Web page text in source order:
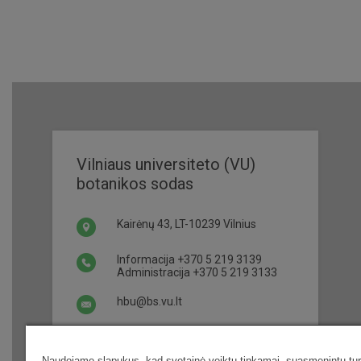
Vilniaus universiteto (VU)
botanikos sodas
Kairėnų 43, LT-10239 Vilnius
Informacija +370 5 219 3139
Administracija +370 5 219 3133
hbu@bs.vu.lt